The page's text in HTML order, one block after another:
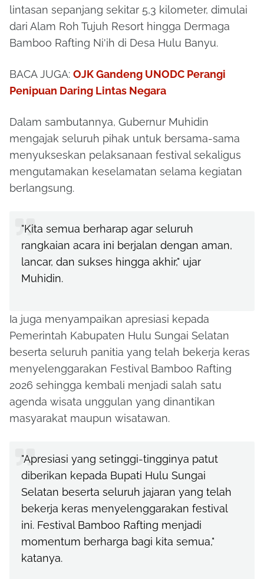
lintasan sepanjang sekitar 5,3 kilometer, dimulai
dari Alam Roh Tujuh Resort hingga Dermaga
Bamboo Rafting Ni'ih di Desa Hulu Banyu.
BACA JUGA: OJK Gandeng UNODC Perangi
Penipuan Daring Lintas Negara
Dalam sambutannya, Gubernur Muhidin
mengajak seluruh pihak untuk bersama-sama
menyukseskan pelaksanaan festival sekaligus
mengutamakan keselamatan selama kegiatan
berlangsung.
"Kita semua berharap agar seluruh
rangkaian acara ini berjalan dengan aman,
lancar, dan sukses hingga akhir," ujar
Muhidin.
Ia juga menyampaikan apresiasi kepada
Pemerintah Kabupaten Hulu Sungai Selatan
beserta seluruh panitia yang telah bekerja keras
menyelenggarakan Festival Bamboo Rafting
2026 sehingga kembali menjadi salah satu
agenda wisata unggulan yang dinantikan
masyarakat maupun wisatawan.
"Apresiasi yang setinggi-tingginya patut
diberikan kepada Bupati Hulu Sungai
Selatan beserta seluruh jajaran yang telah
bekerja keras menyelenggarakan festival
ini. Festival Bamboo Rafting menjadi
momentum berharga bagi kita semua,"
katanya.